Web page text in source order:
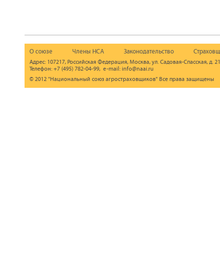
О союзе Члены НСА Законодательство
Адрес: 107217, Российская Федерация, Москва, ул. Садовая-Спасская, д.
Телефон: +7 (495) 782-04-99, e-mail: info@naai.ru
© 2012 "Национальный союз агростраховщиков" Все права защищены